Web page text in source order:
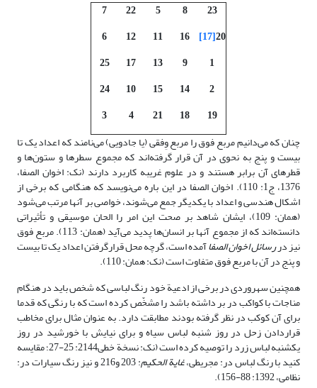
23
8
5
22
7
20
[17]
16
11
12
6
1
9
13
17
25
2
14
15
10
24
19
18
21
4
3
چنان که می‌دانیم مربع فوق را مربع وِفقی (یا جادویی) می‌نامند که اعداد یک تا
بیست و پنج به نحوی در آن قرار گرفته‌اند که مجموع سطرها و ستون‌ها و
قطرهای آن برابر هستند و در علوم غریبه کاربرد دارند (نک: اخوان الصفا،
1376، ج1: 110). اخوان الصفا در این باره می‌نویسد که هنگامی که برخی از
اشکال هندسی و اعداد با یکدیگر جمع می‌شوند، خواصی بر آنها مرتب می‌شود
(همان: 109)، ایشان شاهد بر صحت این امر را الحان موسیقی و تأثیراتی
دانسته‌اند که از مجموع آنها بر انسان‌ها پدید می‌آید (همان: 113). مربع فوق
نیز دررسائل اخوان الصفاآمده است، گرچه محل قرارگرفتن اعداد یک تا بیست
و پنج در آن با مربع فوق متفاوت است (نک: همان: 110).
همچنین سهروردی در برخی از ادعیة خود رنگ لباسی که شخص باید در هنگام
مناجات با کواکب در بر داشته باشد را مشخّص کرده است که با رنگی که قدما
برای آن کوکب در نظر گرفته بودند مطابقت دارد. به عنوان مثال برای مخاطب
قراردادن زحل در روز شنبه لباس سیاه و برای نیایش با خورشید در روز
یکشنبه لباس زرد را توصیه کرده است (نک: نسخة خطی2144: 25-27؛ مقایسه
کنید با رنگ لباس در: مجریطی،غایة الحکیم : 203 و216 و نیز رنگ سیارات در:
نظامی، 1392: 88-156).